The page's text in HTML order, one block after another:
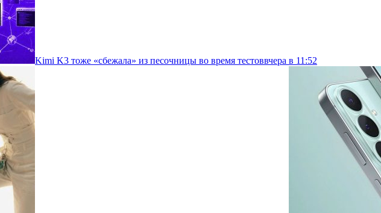
Kimi K3 тоже «сбежала» из песочницы во время тестоввчера в 11:52